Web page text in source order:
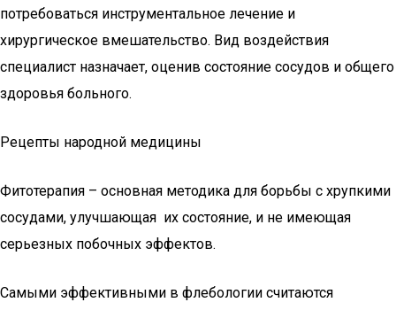
потребоваться инструментальное лечение и
хирургическое вмешательство. Вид воздействия
специалист назначает, оценив состояние сосудов и общего
здоровья больного.
Рецепты народной медицины
Фитотерапия – основная методика для борьбы с хрупкими
сосудами, улучшающая их состояние, и не имеющая
серьезных побочных эффектов.
Самыми эффективными в флебологии считаются